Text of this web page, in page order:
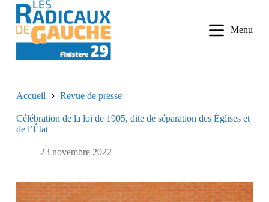
n
Menu
Accueil Revue de presse
​Célébration de la loi de 1905, dite de séparation des Églises et
de l’État
23 novembre 2022